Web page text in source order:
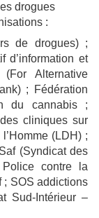
drogues
:
de drogues) ;
d’information et
Alternative
; Fédération
du cannabis ;
cliniques sur
(LDH) ;
(Syndicat des
contre la
; SOS addictions
Sud-Intérieur –